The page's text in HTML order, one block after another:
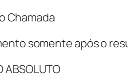
Chamada
somente após o
ABSOLUTO